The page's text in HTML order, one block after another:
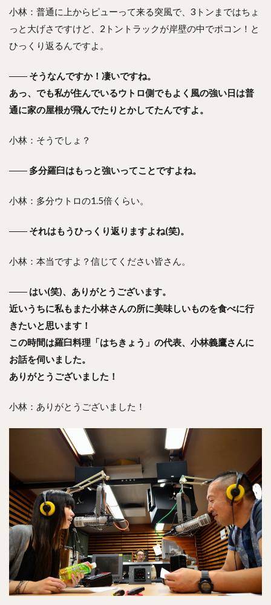
小林：普通に上からピューって来る突風で、3トンまではちょ
っと大げさですけど、2トントラックが岸壁の中でポコン！と
ひっくり返るんですよ。
―― そうなんですか！凄いですね。
あっ、でも私が住んでいるウトロ側でもよく風の強い日は普
通に家の屋根が飛んでたりとかしてたんですよ。
小林：そうでしょ？
―― 多分羅臼はもっと強いってことですよね。
小林：多分ウトロの1.5倍くらい。
―― それはもうひっくり返りますよね(笑)。
小林：本当ですよ？信じてください皆さん。
―― はい(笑)、ありがとうございます。
近いうちに私もまた小林さんの所に美味しいものを食べに行
きたいと思います！
この時間は羅臼料理「はちきょう」の代表、小林義鷹さんに
お話を伺いました。
ありがとうございました！
小林：ありがとうございました！